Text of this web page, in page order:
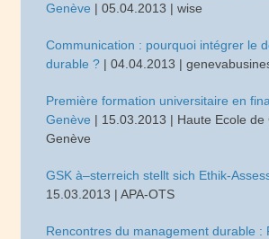
Genève | 05.04.2013 | wise
Communication : pourquoi intégrer le
durable ? | 04.04.2013 |
Première formation universitaire en
Genève | 15.03.2013 | Haute Ecole de
Genève
GSK à–sterreich stellt sich Ethik-
15.03.2013 | APA-OTS
Rencontres du management durable :